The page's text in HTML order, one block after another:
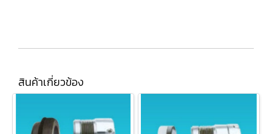
สินค้าเกี่ยวข้อง